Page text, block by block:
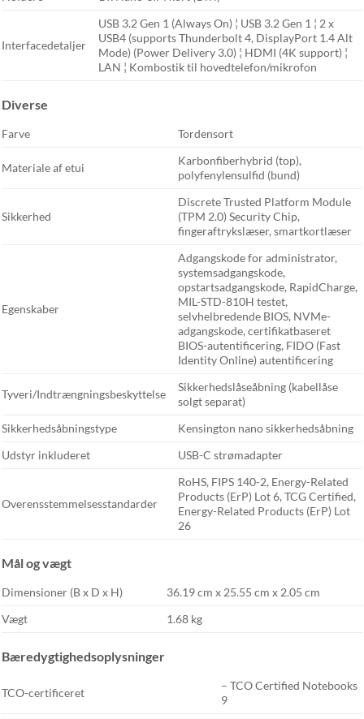
Interfacedetaljer
USB 3.2 Gen 1 (Always On) ¦ USB 3.2 Gen 1 ¦ 2 x
USB4 (supports Thunderbolt 4, DisplayPort 1.4 Alt
Mode) (Power Delivery 3.0) ¦ HDMI (4K support) ¦
LAN ¦ Kombostik til hovedtelefon/mikrofon
Diverse
Farve Tordensort
Materiale af etui
Karbonfiberhybrid (top),
polyfenylensulfid (bund)
Sikkerhed
Discrete Trusted Platform Module
(TPM 2.0) Security Chip,
fingeraftrykslæser, smartkortlæser
Egenskaber
Adgangskode for administrator,
systemsadgangskode,
opstartsadgangskode, RapidCharge,
MIL-STD-810H testet,
selvhelbredende BIOS, NVMe-
adgangskode, certifikatbaseret
BIOS-autentificering, FIDO (Fast
Identity Online) autentificering
Tyveri/Indtrængningsbeskyttelse
Sikkerhedslåseåbning (kabellåse
solgt separat)
Sikkerhedsåbningstype
Kensington nano sikkerhedsåbning
Udstyr inkluderet
USB-C strømadapter
Overensstemmelsesstandarder
RoHS, FIPS 140-2, Energy-Related
Products (ErP) Lot 6, TCG Certified,
Energy-Related Products (ErP) Lot
26
Mål og vægt
Dimensioner (B x D x H)
36.19 cm x 25.55 cm x 2.05 cm
Vægt
1.68 kg
Bæredygtighedsoplysninger
TCO-certificeret
– TCO Certified Notebooks
9